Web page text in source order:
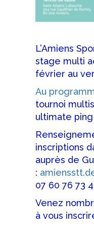
L’Amiens
stage multi
février au
Au
tournoi
ultimate
inscriptions
auprès de
:
07 60 76 73
Venez
à vous